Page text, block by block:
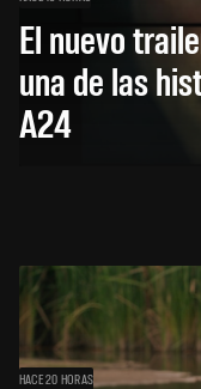
El nuevo
una de las
A24
HACE 20 HORAS